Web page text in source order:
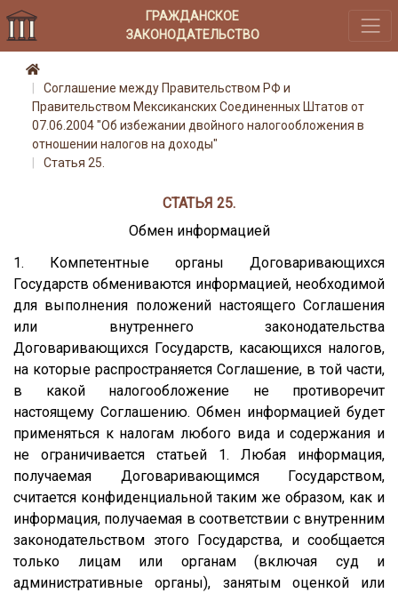
ГРАЖДАНСКОЕ
ЗАКОНОДАТЕЛЬСТВО
Соглашение между Правительством РФ и
Правительством Мексиканских Соединенных Штатов от
07.06.2004 "Об избежании двойного налогообложения в
отношении налогов на доходы"
Статья 25.
СТАТЬЯ 25.
Обмен информацией
1. Компетентные органы Договаривающихся
Государств обмениваются информацией, необходимой
для выполнения положений настоящего Соглашения
или внутреннего законодательства
Договаривающихся Государств, касающихся налогов,
на которые распространяется Соглашение, в той части,
в какой налогообложение не противоречит
настоящему Соглашению. Обмен информацией будет
применяться к налогам любого вида и содержания и
не ограничивается статьей 1. Любая информация,
получаемая Договаривающимся Государством,
считается конфиденциальной таким же образом, как и
информация, получаемая в соответствии с внутренним
законодательством этого Государства, и сообщается
только лицам или органам (включая суд и
административные органы), занятым оценкой или